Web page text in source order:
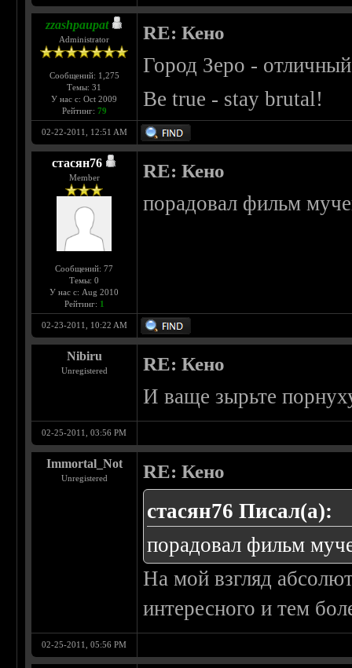
zzashpaupat
Administrator
Сообщений: 1,275
Темы: 31
У нас с: Oct 2009
Рейтинг: 79
RE: Кено
Город Зеро -
Be true - stay brutal!
02-22-2011, 12:51 AM
стасян76
Member
Сообщений: 77
Темы: 0
У нас с: Aug 2010
Рейтинг: 1
RE: Кено
порадовал фильм
02-23-2011, 10:22 AM
Nibiru
Unregistered RE: Кено
И ваще зырьте
02-25-2011, 03:56 PM
Immortal_Not
Unregistered RE: Кено
стасян76 Писал(а):
порадовал фильм
На мой взгляд
интересного и тем
02-25-2011, 05:56 PM